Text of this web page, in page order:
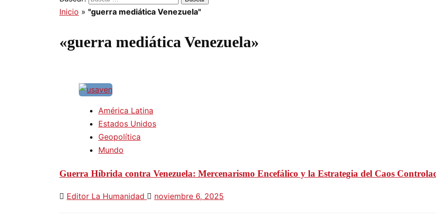
Inicio » "guerra mediática Venezuela"
«guerra mediática Venezuela»
América Latina
Estados Unidos
Geopolítica
Mundo
Guerra Híbrida contra Venezuela: Mercenarismo Encefálico y la Estrategia del Caos
Editor La Humanidad noviembre 6, 2025